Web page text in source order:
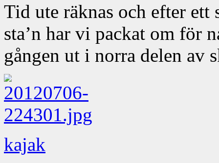
Tid ute räknas och efter ett
sta’n har vi packat om för
gången ut i norra delen av
kajak